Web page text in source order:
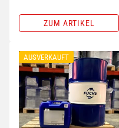
ZUM ARTIKEL
AUSVERKAUFT